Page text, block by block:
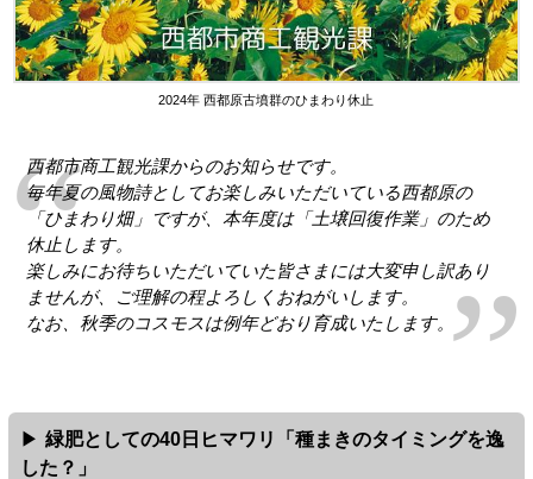
2024年 西都原古墳群のひまわり休止
西都市商工観光課からのお知らせです。
毎年夏の風物詩としてお楽しみいただいている西都原の
「ひまわり畑」ですが、本年度は「土壌回復作業」のため
休止します。
楽しみにお待ちいただいていた皆さまには大変申し訳あり
ませんが、ご理解の程よろしくおねがいします。
なお、秋季のコスモスは例年どおり育成いたします。
緑肥としての40日ヒマワリ「種まきのタイミングを逸
した？」